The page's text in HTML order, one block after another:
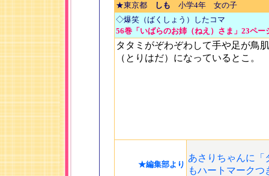
★東京都 しも 小学4年 女の子
◇爆笑（ばくしょう）したコマ
56巻「いばらのお姉（ねえ）さま」23ペー
タタミがぞわぞわして手や足が鳥肌
（とりはだ）になっているとこ。
★編集部より
あさりちゃんに「
もハートマーク